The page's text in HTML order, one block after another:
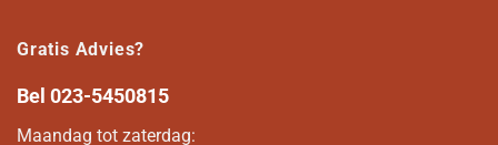
Gratis Advies?
Bel 023-5450815
Maandag tot zaterdag: